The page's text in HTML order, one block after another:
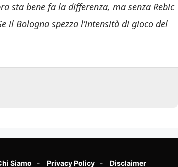
sta bene fa la differenza, ma senza Rebic
il Bologna spezza l’intensità di gioco del
Siamo Privacy Policy Disclaimer